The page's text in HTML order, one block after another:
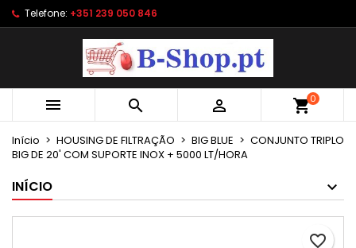
Telefone: +351 239 050 846
   shopping_cart0
Início HOUSING DE FILTRAÇÃO BIG BLUE
CONJUNTO TRIPLO
BIG DE 20' COM SUPORTE INOX + 5000 LT/HORA
INÍCIO
favorite_border
As minhas listas de desejos ×
Criar uma lista
Criar lista de desejos ×
Nome da lista de desejos
Cancelar Criar lista de desejos
Entrar ×
É necessário ter sessão iniciada para guardar
produtos na sua lista de desejos.
Cancelar Entrar